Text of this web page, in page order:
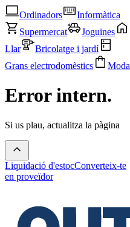
Ordinadors
Informàtica
Supermercat
Joguines
Llar
Bricolatge i jardí
Grans electrodomèstics
Moda
Error intern.
Si us plau, actualitza la pàgina
Liquidació d'estocConverteix-te
en proveïdor